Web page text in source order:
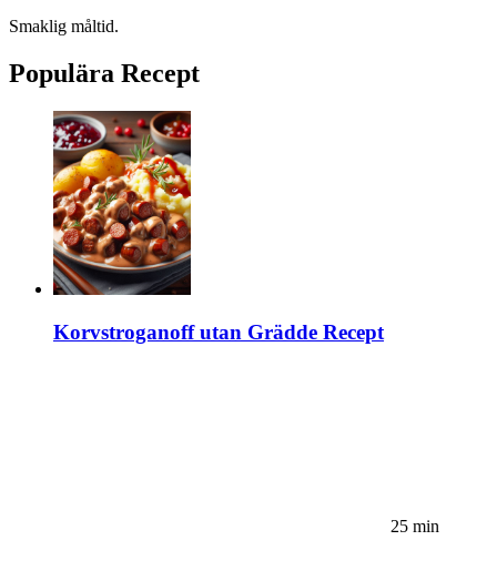
Smaklig måltid.
Populära Recept
Korvstroganoff utan Grädde Recept
25 min